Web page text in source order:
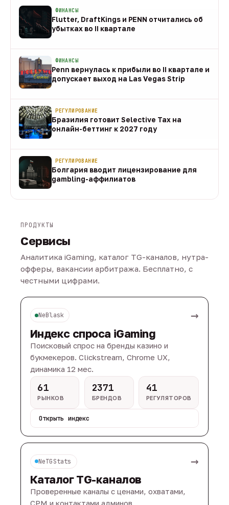
ФИНАНСЫ
Flutter, DraftKings и PENN отчитались об
убытках во II квартале
ФИНАНСЫ
Penn вернулась к прибыли во II квартале и
допускает выход на Las Vegas Strip
РЕГУЛИРОВАНИЕ
Бразилия готовит Selective Tax на
онлайн-беттинг к 2027 году
РЕГУЛИРОВАНИЕ
Болгария вводит лицензирование для
gambling-аффилиатов
ПРОДУКТЫ
Сервисы
Аналитика iGaming, каталог TG-каналов, нутра-
офферы, вакансии арбитража. Бесплатно, с
честными цифрами.
NeBlask →
Индекс спроса iGaming
Поисковый спрос на бренды казино и
букмекеров. Clickstream, Chrome UX,
динамика 12 мес.
61
РЫНКОВ
2371
БРЕНДОВ
41
РЕГУЛЯТОРОВ
Открыть индекс
NeTGStats →
Каталог TG-каналов
Проверенные каналы с ценами, охватами,
CPM и контактами админов.